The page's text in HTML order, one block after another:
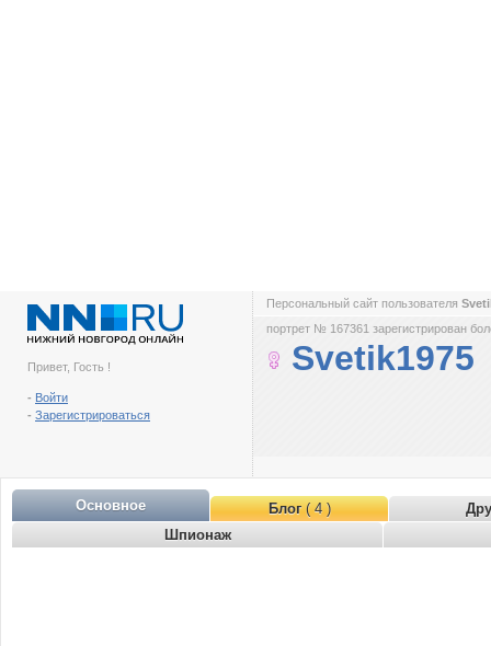
Привет, Гость !
- Войти
- Зарегистрироваться
Персональный сайт пользователя
портрет № 167361 зарегистрирован
Svetik1975
Основное Блог( 4 )
Шпионаж